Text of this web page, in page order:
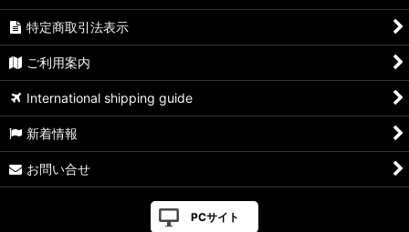
特定商取引法表示
ご利用案内
International shipping guide
新着情報
お問い合せ
PCサイト